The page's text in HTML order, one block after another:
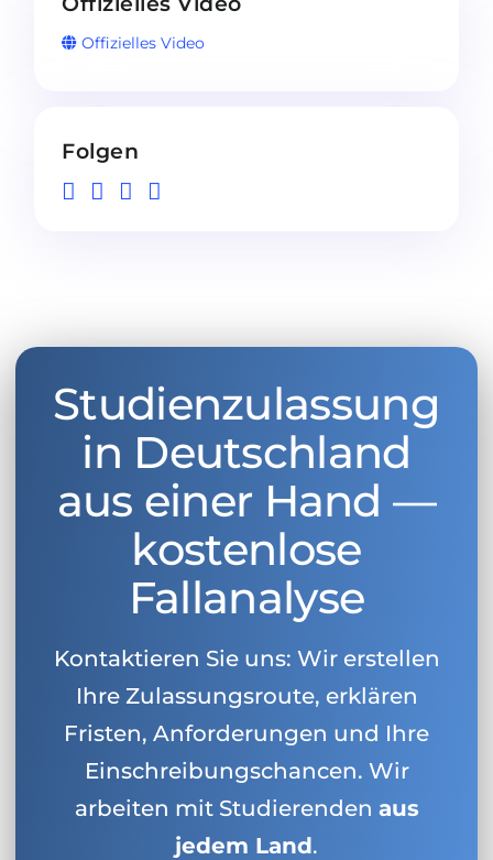
Offizielles Video
Folgen
Studienzulassung
in Deutschland
aus einer Hand —
kostenlose
Fallanalyse
Kontaktieren Sie uns: Wir erstellen
Ihre Zulassungsroute, erklären
Fristen, Anforderungen und Ihre
Einschreibungschancen. Wir
arbeiten mit Studierenden aus
jedem Land.